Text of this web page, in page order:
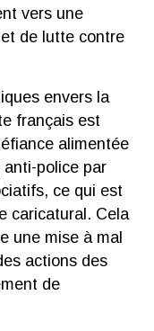
vers une
de lutte contre
envers la
français est
alimentée
anti-police par
ce qui est
caricatural. Cela
une mise à mal
actions des
de